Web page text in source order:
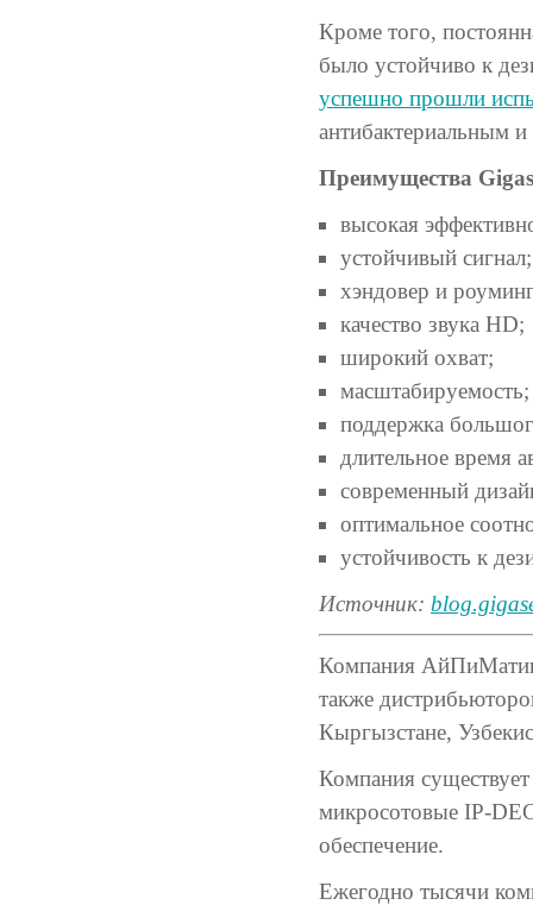
Кроме того,
было устойчиво к
успешно прошли
антибактериальным
Преимущества
высокая
устойчивый сигнал;
хэндовер и
качество звука HD;
широкий охват;
масштабируемость;
поддержка
длительное время
современный
оптимальное
устойчивость к
Источник:
Компания
также
Кыргызстане,
Компания
микросотовые IP-
обеспечение.
Ежегодно тысячи